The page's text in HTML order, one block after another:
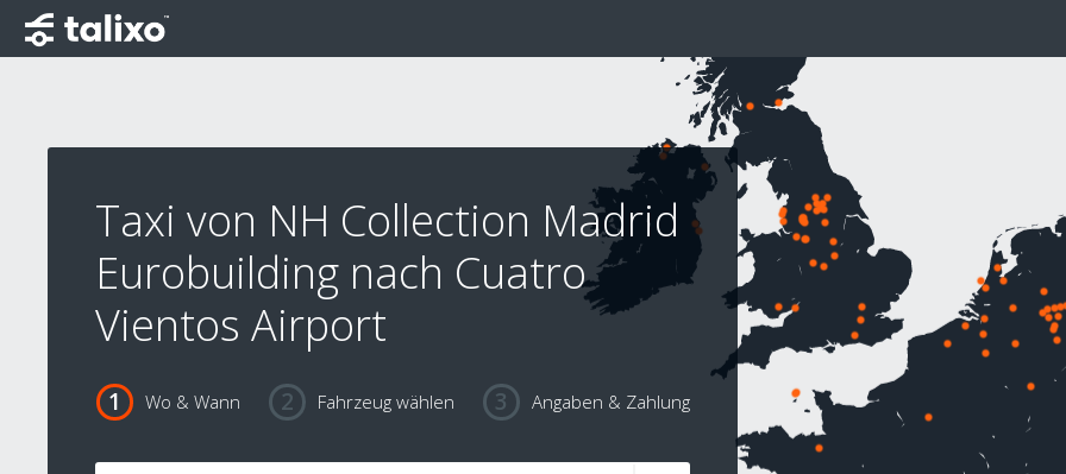
Taxi von NH Collection Madrid
Eurobuilding nach Cuatro
Vientos Airport
Wo & Wann Fahrzeug wählen Angaben & Zahlung